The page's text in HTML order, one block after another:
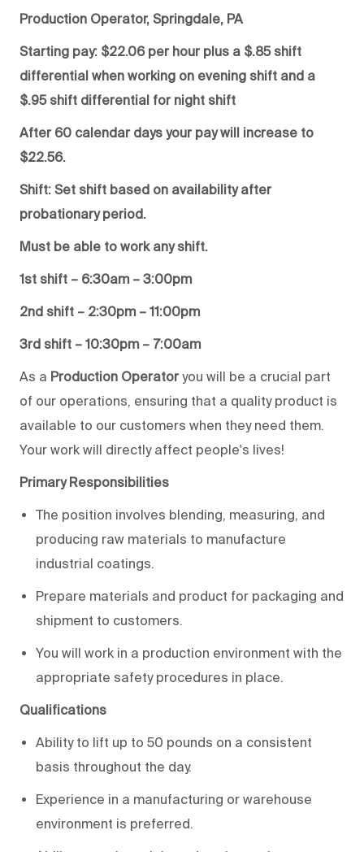
Production Operator, Springdale, PA
Starting pay: $22.06 per hour plus a $.85 shift
differential when working on evening shift and a
$.95 shift differential for night shift
After 60 calendar days your pay will increase to
$22.56.
Shift: Set shift based on availability after
probationary period.
Must be able to work any shift.
1st shift – 6:30am – 3:00pm
2nd shift – 2:30pm – 11:00pm
3rd shift – 10:30pm – 7:00am
As a Production Operatoryou will be a crucial part
of our operations, ensuring that a quality product is
available to our customers when they need them.
Your work will directly affect people's lives!
Primary Responsibilities
The position involves blending, measuring, and
producing raw materials to manufacture
industrial coatings.
Prepare materials and product for packaging and
shipment to customers.
You will work in a production environment with the
appropriate safety procedures in place.
Qualifications
Ability to lift up to 50 pounds on a consistent
basis throughout the day.
Experience in a manufacturing or warehouse
environment is preferred.